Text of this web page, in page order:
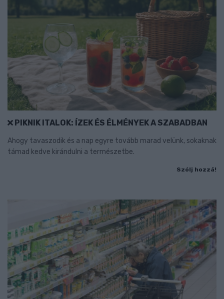
PIKNIK ITALOK: ÍZEK ÉS ÉLMÉNYEK A SZABADBAN
Ahogy tavaszodik és a nap egyre tovább marad velünk, sokaknak
támad kedve kirándulni a természetbe.
Szólj hozzá!